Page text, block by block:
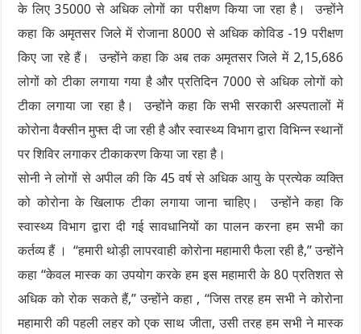
के लिए 35000 से अधिक लोगों का परीक्षण किया जा रहा है। उन्होंने
कहा कि अमृतसर जिले में रोजाना 8000 से अधिक कोविड -19 परीक्षण
किए जा रहे हैं। उन्होंने कहा कि अब तक अमृतसर जिले में 2,15,686
लोगों को टीका लगाया गया है और प्रतिदिन 7000 से अधिक लोगों को
टीका लगाया जा रहा है। उन्होंने कहा कि सभी सरकारी अस्पतालों में
कोरोना वैक्सीन मुफ्त दी जा रही है और स्वास्थ्य विभाग द्वारा विभिन्न स्थानों
पर शिविर लगाकर टीकाकरण किया जा रहा है।
सोनी ने लोगों से अपील की कि 45 वर्ष से अधिक आयु के प्रत्येक व्यक्ति
को कोरोना के खिलाफ टीका लगाया जाना चाहिए। उन्होंने कहा कि
स्वास्थ्य विभाग द्वारा दी गई सावधानियों का पालन करना हम सभी का
कर्तव्य हैं । “हमारी थोड़ी लापरवाही कोरोना महामारी फैला रही है,” उन्होंने
कहा “केवल मास्क का उपयोग करके हम इस महामारी के 80 प्रतिशत से
अधिक को रोक सकते हैं,” उन्होंने कहा , “जिस तरह हम सभी ने कोरोना
महामारी की पहली लहर को एक साथ जीता, उसी तरह हम सभी ने मास्क